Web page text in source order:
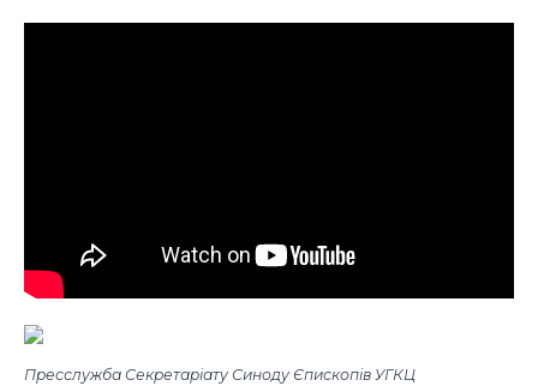
Пресслужба Секретаріату Синоду Єпископів УГКЦ